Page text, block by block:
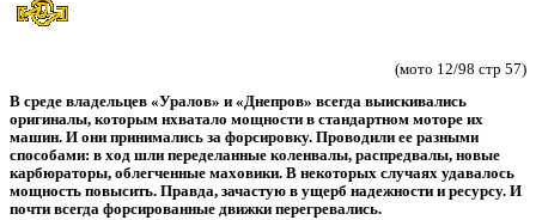
(мото 12/98 стр 57)
В среде владельцев «Уралов» и «Днепров» всегда выискивались
оригиналы, которым нхватало мощности в стандартном моторе их
машин. И они принимались за форсировку. Проводили ее разными
способами: в ход шли переделанные коленвалы, распредвалы, новые
карбюраторы, облегченные маховики. В некоторых случаях удавалось
мощность повысить. Правда, зачастую в ущерб надежности и ресурсу. И
почти всегда форсированные движки перегревались.